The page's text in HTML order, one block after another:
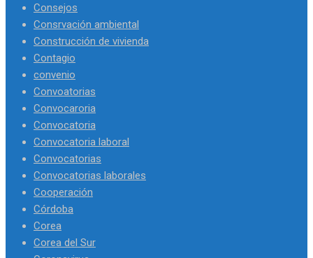
Consejos
Consrvación ambiental
Construcción de vivienda
Contagio
convenio
Convoatorias
Convocaroria
Convocatoria
Convocatoria laboral
Convocatorias
Convocatorias laborales
Cooperación
Córdoba
Corea
Corea del Sur